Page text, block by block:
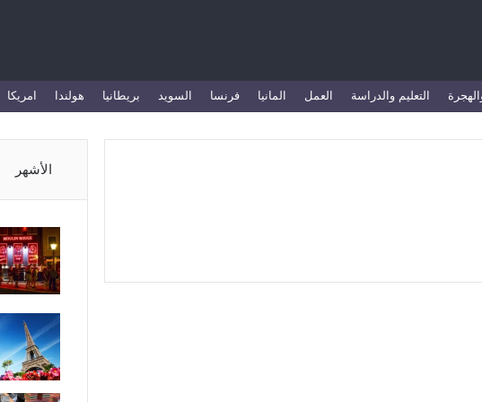
التعليم والدراسة العمل المانيا فرنسا السويد بريطانيا هولندا امريكا
الأشهر